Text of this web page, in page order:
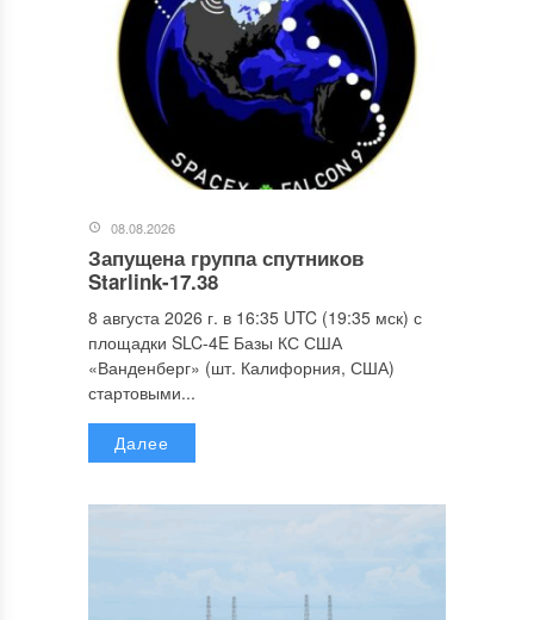
08.08.2026
Запущена группа спутников
Starlink-17.38
8 августа 2026 г. в 16:35 UTC (19:35 мск) с
площадки SLC-4E Базы КС США
«Ванденберг» (шт. Калифорния, США)
стартовыми...
Далее